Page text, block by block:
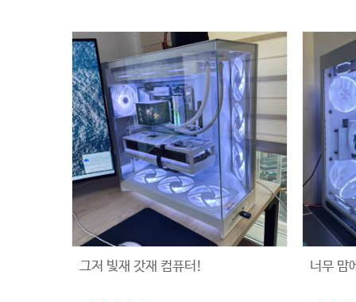
그저 빛재 갓재 컴퓨터! 너무 맘